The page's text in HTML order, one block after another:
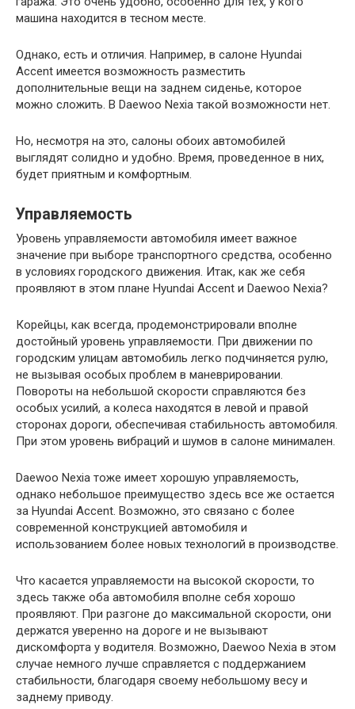
машина находится в тесном месте.
Однако, есть и отличия. Например, в салоне Hyundai
Accent имеется возможность разместить
дополнительные вещи на заднем сиденье, которое
можно сложить. В Daewoo Nexia такой возможности нет.
Но, несмотря на это, салоны обоих автомобилей
выглядят солидно и удобно. Время, проведенное в них,
будет приятным и комфортным.
Управляемость
Уровень управляемости автомобиля имеет важное
значение при выборе транспортного средства, особенно
в условиях городского движения. Итак, как же себя
проявляют в этом плане Hyundai Accent и Daewoo Nexia?
Корейцы, как всегда, продемонстрировали вполне
достойный уровень управляемости. При движении по
городским улицам автомобиль легко подчиняется рулю,
не вызывая особых проблем в маневрировании.
Повороты на небольшой скорости справляются без
особых усилий, а колеса находятся в левой и правой
сторонах дороги, обеспечивая стабильность автомобиля.
При этом уровень вибраций и шумов в салоне минимален.
Daewoo Nexia тоже имеет хорошую управляемость,
однако небольшое преимущество здесь все же остается
за Hyundai Accent. Возможно, это связано с более
современной конструкцией автомобиля и
использованием более новых технологий в производстве.
Что касается управляемости на высокой скорости, то
здесь также оба автомобиля вполне себя хорошо
проявляют. При разгоне до максимальной скорости, они
держатся уверенно на дороге и не вызывают
дискомфорта у водителя. Возможно, Daewoo Nexia в этом
случае немного лучше справляется с поддержанием
стабильности, благодаря своему небольшому весу и
заднему приводу.